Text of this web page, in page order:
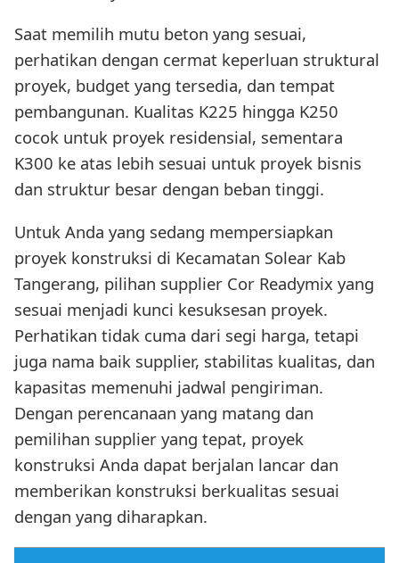
Saat memilih mutu beton yang sesuai,
perhatikan dengan cermat keperluan struktural
proyek, budget yang tersedia, dan tempat
pembangunan. Kualitas K225 hingga K250
cocok untuk proyek residensial, sementara
K300 ke atas lebih sesuai untuk proyek bisnis
dan struktur besar dengan beban tinggi.
Untuk Anda yang sedang mempersiapkan
proyek konstruksi di Kecamatan Solear Kab
Tangerang, pilihan supplier Cor Readymix yang
sesuai menjadi kunci kesuksesan proyek.
Perhatikan tidak cuma dari segi harga, tetapi
juga nama baik supplier, stabilitas kualitas, dan
kapasitas memenuhi jadwal pengiriman.
Dengan perencanaan yang matang dan
pemilihan supplier yang tepat, proyek
konstruksi Anda dapat berjalan lancar dan
memberikan konstruksi berkualitas sesuai
dengan yang diharapkan.